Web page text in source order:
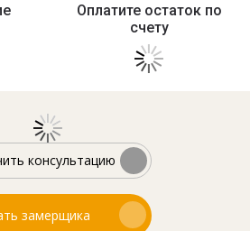
Оплатите остаток по
счету
консультацию
замерщика